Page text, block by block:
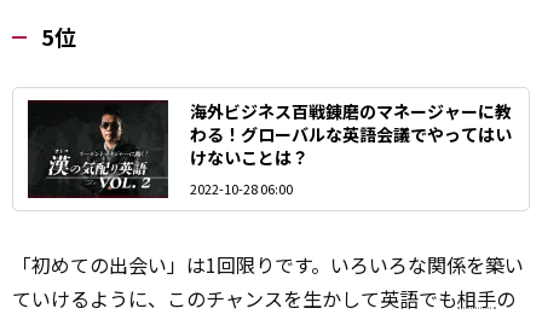
5位
海外ビジネス百戦錬磨のマネージャーに教
わる！グローバルな英語会議でやってはい
けないことは？
2022-10-28 06:00
「初めての出会い」は1回限りです。いろいろな関係を築い
ていけるように、このチャンスを生かして英語でも相手の